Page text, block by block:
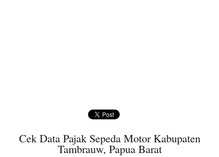
Cek Data Pajak Sepeda Motor Kabupaten
Tambrauw, Papua Barat